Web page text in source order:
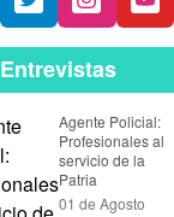
Entrevistas
Agente Policial:
Profesionales al
servicio de la
Patria
01 de Agosto